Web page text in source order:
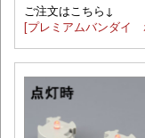
ご注文はこちら↓
[プレミアムバンダイ